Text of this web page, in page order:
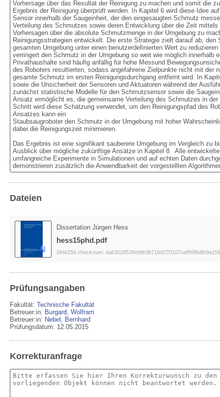
Dateien
Dissertation Jürgen Hess
hess15phd.pdf
SHA256 checksum:
Prüfungsangaben
Fakultät: Technische Fakultät
Betreuer:in: Burgard, Wolfram
Betreuer:in: Nebel, Bernhard
Prüfungsdatum: 12.05.2015
Korrekturanfrage